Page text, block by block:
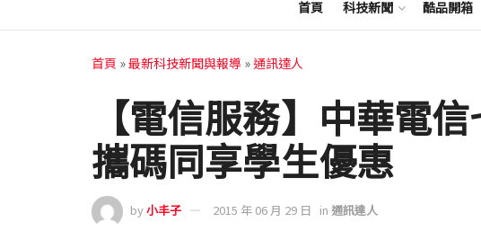
首頁 科技新聞 酷品開箱
首頁 »最新科技新聞與報導 »通訊達人
【電信服務】中華電
攜碼同享學生優惠
by小丰子 2015 年 06 月 29 日 in 通訊達人